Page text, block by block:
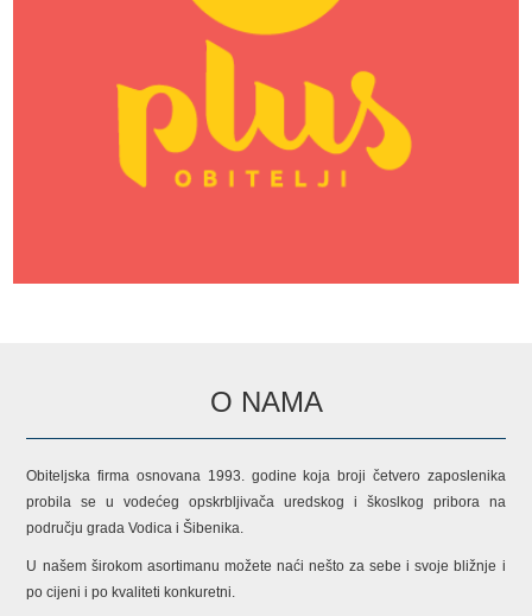
O NAMA
Obiteljska firma osnovana 1993. godine koja broji četvero zaposlenika
probila se u vodećeg opskrbljivača uredskog i škoslkog pribora na
području grada Vodica i Šibenika.
U našem širokom asortimanu možete naći nešto za sebe i svoje bližnje i
po cijeni i po kvaliteti konkuretni.